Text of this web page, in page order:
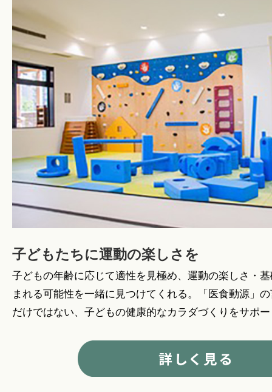
子どもたちに運動の楽しさを
子どもの年齢に応じて適性を見極め、運動の楽しさ・
まれる可能性を一緒に見つけてくれる。「医食動源」
だけではない、子どもの健康的なカラダづくりをサポ